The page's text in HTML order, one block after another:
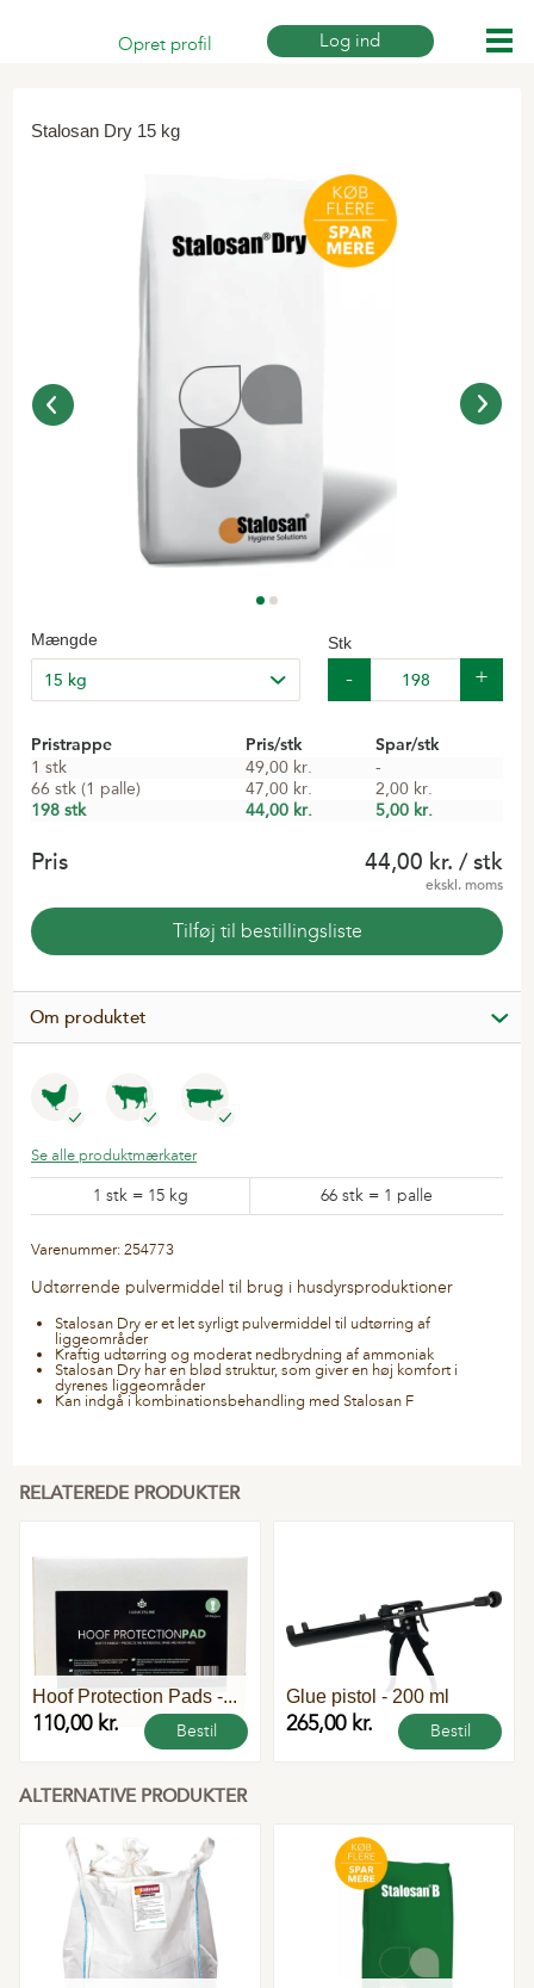
Log ind
Opret profil
Stalosan Dry 15 kg
Mængde Stk
Pristrappe Pris/stk Spar/stk
1 stk 49,00 kr.
-
66 stk (1 palle)
47,00 kr.
2,00 kr.
198 stk
44,00 kr. 5,00 kr.
Pris 44,00 kr. / stk
ekskl. moms
Tilføj til bestillingsliste
Om produktet
Se alle produktmærkater
1 stk = 15 kg 66 stk = 1 palle
Varenummer: 254773
Udtørrende pulvermiddel til brug i husdyrsproduktioner
Stalosan Dry er et let syrligt pulvermiddel til udtørring af
liggeområder
Kraftig udtørring og moderat nedbrydning af ammoniak
Stalosan Dry har en blød struktur, som giver en høj komfort i
dyrenes liggeområder
Kan indgå i kombinationsbehandling med Stalosan F
RELATEREDE PRODUKTER
Bestil
Hoof Protection Pads -...
110,00 kr. Bestil
Glue pistol - 200 ml
265,00 kr.
ALTERNATIVE PRODUKTER
Flere
varianter